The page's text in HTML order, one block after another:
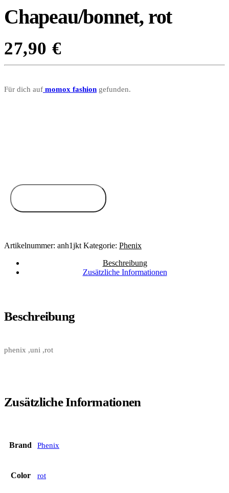
Chapeau/bonnet, rot
27,90 €
Für dich auf momox fashion gefunden.
Artikelnummer: anh1jkt Kategorie: Phenix
Beschreibung
Zusätzliche Informationen
Beschreibung
phenix ,uni ,rot
Zusätzliche Informationen
Brand Phenix
Color rot